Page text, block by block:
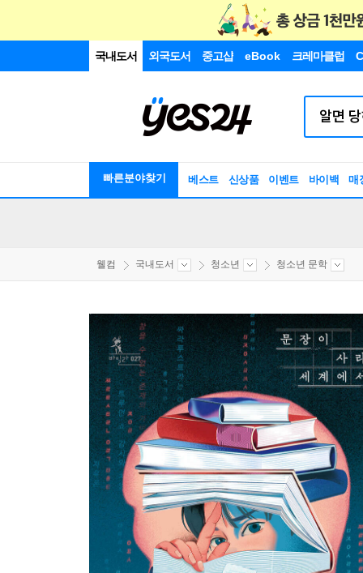
국내도서 외국도서 중고샵 eBook 크레마클럽
빠른분야찾기 베스트 신상품 이벤트 바이백 매
웰컴 국내도서 청소년 청소년 문학